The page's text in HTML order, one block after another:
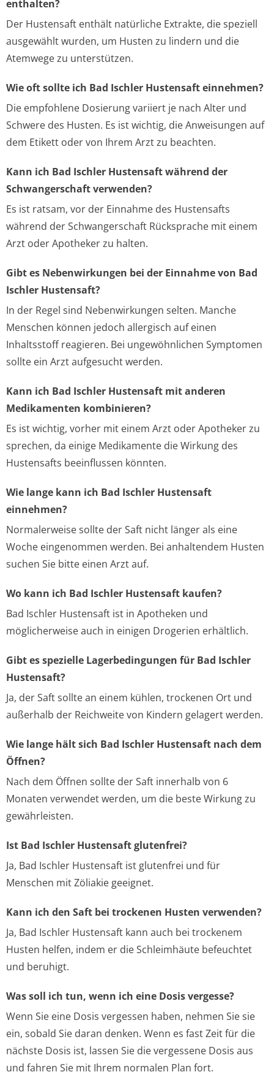
enthalten?
Der Hustensaft enthält natürliche Extrakte, die speziell
ausgewählt wurden, um Husten zu lindern und die
Atemwege zu unterstützen.
Wie oft sollte ich Bad Ischler Hustensaft einnehmen?
Die empfohlene Dosierung variiert je nach Alter und
Schwere des Husten. Es ist wichtig, die Anweisungen auf
dem Etikett oder von Ihrem Arzt zu beachten.
Kann ich Bad Ischler Hustensaft während der
Schwangerschaft verwenden?
Es ist ratsam, vor der Einnahme des Hustensafts
während der Schwangerschaft Rücksprache mit einem
Arzt oder Apotheker zu halten.
Gibt es Nebenwirkungen bei der Einnahme von Bad
Ischler Hustensaft?
In der Regel sind Nebenwirkungen selten. Manche
Menschen können jedoch allergisch auf einen
Inhaltsstoff reagieren. Bei ungewöhnlichen Symptomen
sollte ein Arzt aufgesucht werden.
Kann ich Bad Ischler Hustensaft mit anderen
Medikamenten kombinieren?
Es ist wichtig, vorher mit einem Arzt oder Apotheker zu
sprechen, da einige Medikamente die Wirkung des
Hustensafts beeinflussen könnten.
Wie lange kann ich Bad Ischler Hustensaft
einnehmen?
Normalerweise sollte der Saft nicht länger als eine
Woche eingenommen werden. Bei anhaltendem Husten
suchen Sie bitte einen Arzt auf.
Wo kann ich Bad Ischler Hustensaft kaufen?
Bad Ischler Hustensaft ist in Apotheken und
möglicherweise auch in einigen Drogerien erhältlich.
Gibt es spezielle Lagerbedingungen für Bad Ischler
Hustensaft?
Ja, der Saft sollte an einem kühlen, trockenen Ort und
außerhalb der Reichweite von Kindern gelagert werden.
Wie lange hält sich Bad Ischler Hustensaft nach dem
Öffnen?
Nach dem Öffnen sollte der Saft innerhalb von 6
Monaten verwendet werden, um die beste Wirkung zu
gewährleisten.
Ist Bad Ischler Hustensaft glutenfrei?
Ja, Bad Ischler Hustensaft ist glutenfrei und für
Menschen mit Zöliakie geeignet.
Kann ich den Saft bei trockenen Husten verwenden?
Ja, Bad Ischler Hustensaft kann auch bei trockenem
Husten helfen, indem er die Schleimhäute befeuchtet
und beruhigt.
Was soll ich tun, wenn ich eine Dosis vergesse?
Wenn Sie eine Dosis vergessen haben, nehmen Sie sie
ein, sobald Sie daran denken. Wenn es fast Zeit für die
nächste Dosis ist, lassen Sie die vergessene Dosis aus
und fahren Sie mit Ihrem normalen Plan fort.